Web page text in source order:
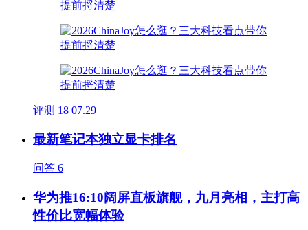
评测 18 07.29
最新笔记本独立显卡排名
问答 6
华为推16:10阔屏直板旗舰，九月亮相，主打高
性价比宽幅体验